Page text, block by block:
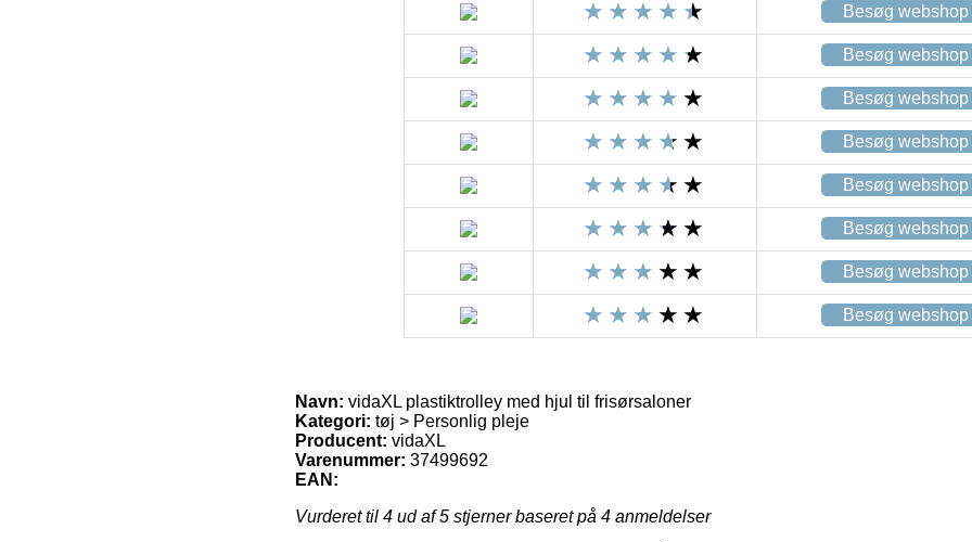
Besøg webshop
Besøg webshop
Besøg webshop
Besøg webshop
Besøg webshop
Besøg webshop
Besøg webshop
Besøg webshop
Navn: vidaXL plastiktrolley med hjul til frisørsaloner
Kategori: tøj > Personlig pleje
Producent: vidaXL
Varenummer: 37499692
EAN:
Vurderet til 4 ud af 5 stjerner baseret på 4 anmeldelser